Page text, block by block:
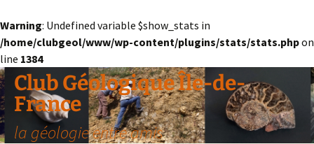
Warning: Undefined variable $show_stats in
/home/clubgeol/www/wp-content/plugins/stats/stats.phpon
line 1384
Aller
au
contenu
Club Géologique Île-de-
France
la géologie entre amis